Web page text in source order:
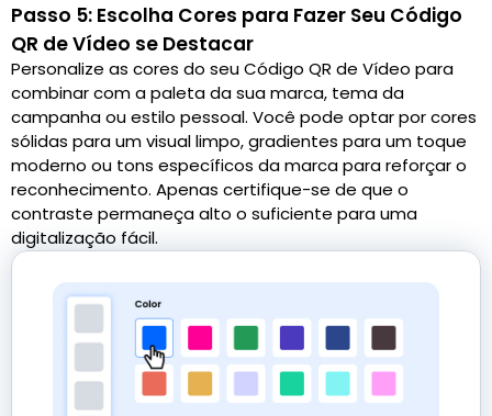
Passo 5: Escolha Cores para Fazer Seu Código
QR de Vídeo se Destacar
Personalize as cores do seu Código QR de Vídeo para
combinar com a paleta da sua marca, tema da
campanha ou estilo pessoal. Você pode optar por cores
sólidas para um visual limpo, gradientes para um toque
moderno ou tons específicos da marca para reforçar o
reconhecimento. Apenas certifique-se de que o
contraste permaneça alto o suficiente para uma
digitalização fácil.